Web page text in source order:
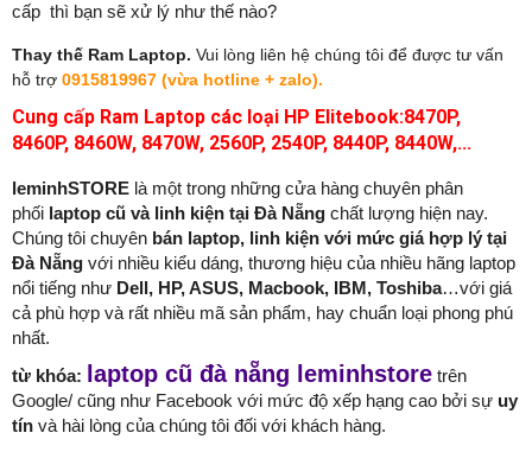
cấp thì bạn sẽ xử lý như thế nào?
Thay thế Ram Laptop. Vui lòng liên hệ chúng tôi để được tư vấn
hỗ trợ 0915819967 (vừa hotline + zalo).
Cung cấp Ram Laptop các loại HP Elitebook:8470P,
8460P, 8460W, 8470W, 2560P, 2540P, 8440P, 8440W,...
leminhSTORE là một trong những cửa hàng chuyên phân
phối laptop cũ và linh kiện tại Đà Nẵng chất lượng hiện nay.
Chúng tôi chuyên bán laptop, linh kiện với mức giá hợp lý tại
Đà Nẵng với nhiều kiểu dáng, thương hiệu của nhiều hãng laptop
nổi tiếng như Dell, HP, ASUS, Macbook, IBM, Toshiba…với giá
cả phù hợp và rất nhiều mã sản phẩm, hay chuẩn loại phong phú
nhất.
từ khóa:
laptop cũ đà nẵng leminhstore trên
Google/ cũng như Facebook với mức độ xếp hạng cao bởi sự uy
tín và hài lòng của chúng tôi đối với khách hàng.